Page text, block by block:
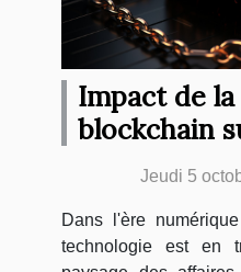
Impact de
blockchain
commerce
Jeudi 5
Dans l'ère
technologie est en